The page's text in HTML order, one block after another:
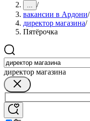
... /
вакансии в Ардони/
директор магазина/
Пятёрочка
директор магазина